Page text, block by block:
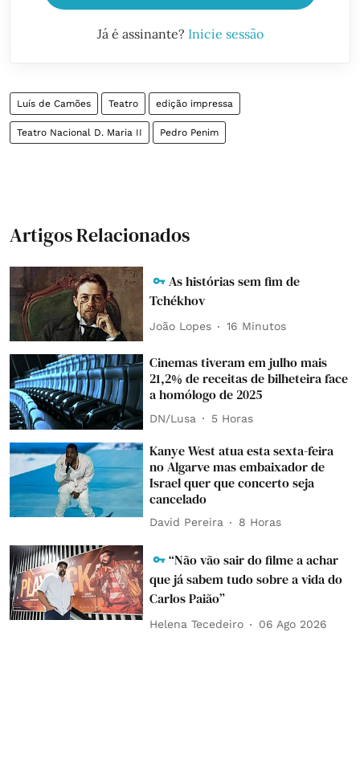
Já é assinante? Inicie sessão
Luís de Camões Teatro edição impressa
Teatro Nacional D. Maria II Pedro Penim
Artigos Relacionados
As histórias sem fim de
Tchékhov
João Lopes 16 Minutos
Cinemas tiveram em julho mais
21,2% de receitas de bilheteira face
a homólogo de 2025
DN/Lusa 5 Horas
Kanye West atua esta sexta-feira
no Algarve mas embaixador de
Israel quer que concerto seja
cancelado
David Pereira 8 Horas
“Não vão sair do filme a achar
que já sabem tudo sobre a vida do
Carlos Paião”
Helena Tecedeiro 06 Ago 2026